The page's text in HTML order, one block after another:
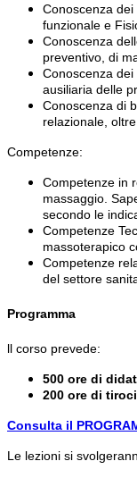
Conoscenza dei
funzionale e
Conoscenza
preventivo, di
Conoscenza dei
ausiliaria delle
Conoscenza di
relazionale,
Competenze:
Competenze in
massaggio.
secondo le
Competenze
massoterapico
Competenze
del settore
Programma
ll corso prevede:
500 ore di
200 ore di
Consulta il
Le lezioni si